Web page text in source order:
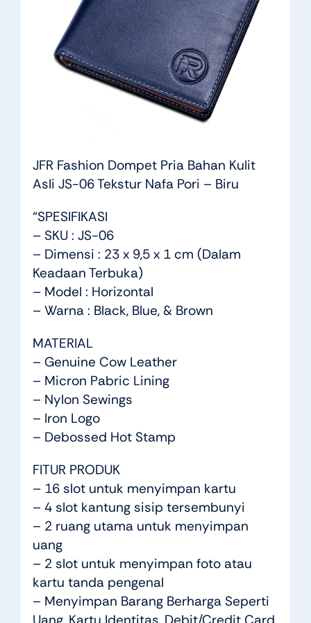
JFR Fashion Dompet Pria Bahan Kulit
Asli JS-06 Tekstur Nafa Pori – Biru
“SPESIFIKASI
– SKU : JS-06
– Dimensi : 23 x 9,5 x 1 cm (Dalam
Keadaan Terbuka)
– Model : Horizontal
– Warna : Black, Blue, & Brown
MATERIAL
– Genuine Cow Leather
– Micron Pabric Lining
– Nylon Sewings
– Iron Logo
– Debossed Hot Stamp
FITUR PRODUK
– 16 slot untuk menyimpan kartu
– 4 slot kantung sisip tersembunyi
– 2 ruang utama untuk menyimpan
uang
– 2 slot untuk menyimpan foto atau
kartu tanda pengenal
– Menyimpan Barang Berharga Seperti